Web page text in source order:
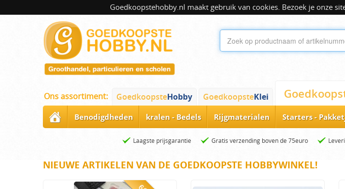
Goedkoopstehobby.nl maakt gebruik van cookies. Bezoek je onze
Ons assortiment: GoedkoopsteHobby GoedkoopsteKlei
Benodigdheden kralen - Bedels Rijgmaterialen Starters -
Laagste prijsgarantie Gratis verzending boven de 75euro
NIEUWE ARTIKELEN VAN DE GOEDKOOPSTE HOBBYWINKEL!